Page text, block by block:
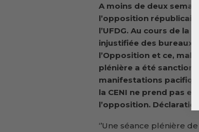
A moins de deux
l’opposition
l’UFDG. Au cours de la
injustifiée des bureaux
l’Opposition et ce,
plénière a été
manifestations
la CENI ne prend pas
l’opposition. Déclaration.
‘’Une séance plénière